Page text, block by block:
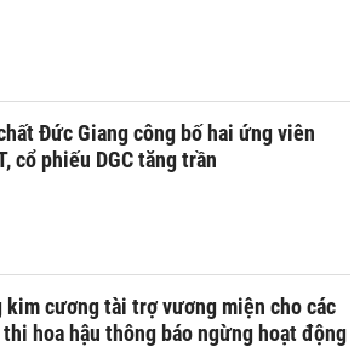
Đức Giang công bố hai ứng viên
cổ phiếu DGC tăng trần
kim cương tài trợ vương miện cho các
hoa hậu thông báo ngừng hoạt động